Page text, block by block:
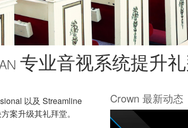
专业音视系统提升
Crown 最新动态
以及 Streamline
案升级其礼拜堂。